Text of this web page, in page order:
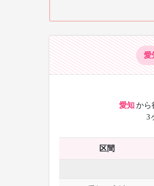
愛
愛知から
3
区間